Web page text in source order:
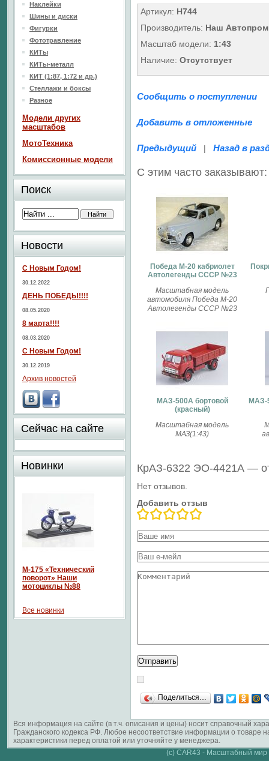
Артикул: H744
Производитель: Наш Автопром
Масштаб модели: 1:43
Наличие: Отсутствует
Сообщить о поступлении
Добавить в отложенные
Предыдущий | Назад в
С этим часто заказывают:
Победа М-20 кабриолет
Автолегенды СССР №23
Масштабная модель
автомобиля Победа М-20
Автолегенды СССР №23
МАЗ-500А бортовой
(красный)
Масштабная модель
МАЗ(1:43)
МАЗ-
КрАЗ-6322 ЭО-4421А —
Нет отзывов.
Добавить отзыв
Поделиться…
Наклейки
Шины и диски
Фигурки
Фототравление
КИТы
КИТы-металл
КИТ (1:87, 1:72 и др.)
Стеллажи и боксы
Разное
Модели других
масштабов
МотоТехника
Комиссионные модели
Поиск
Новости
С Новым Годом!
30.12.2022
ДЕНЬ ПОБЕДЫ!!!!
08.05.2020
8 марта!!!!
08.03.2020
С Новым Годом!
30.12.2019
Архив новостей
Сейчас на сайте
Новинки
М-175 «Технический
поворот» Наши
мотоциклы №88
Все новинки
Вся информация на сайте (в т.ч. описания и цены) носит справочный
Гражданского кодекса РФ. Любое несоответствие информации о
характеристики перед оплатой или уточняйте у менеджера.
(c) CAR43 - Масштабный мир